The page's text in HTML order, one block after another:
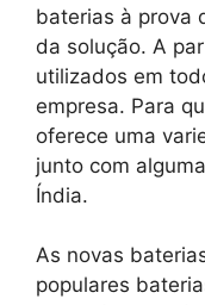
baterias à prova
da solução. A
utilizados em
empresa. Para
oferece uma
junto com
Índia.
As novas
populares